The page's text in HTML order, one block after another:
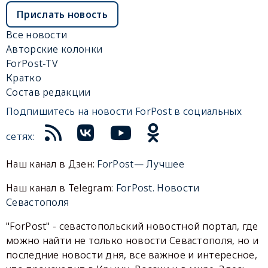
Прислать новость
Все новости
Авторские колонки
ForPost-TV
Кратко
Состав редакции
Подпишитесь на новости ForPost в социальных
сетях:
Наш канал в Дзен: ForPost— Лучшее
Наш канал в Telegram: ForPost. Новости
Севастополя
"ForPost" - севастопольский новостной портал, где
можно найти не только новости Севастополя, но и
последние новости дня, все важное и интересное,